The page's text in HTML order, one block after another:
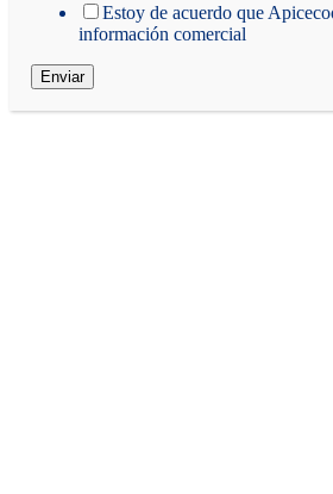
Estoy de acuerdo que
información comercial
Enviar